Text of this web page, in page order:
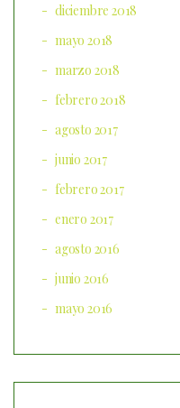
diciembre 2018
mayo 2018
marzo 2018
febrero 2018
agosto 2017
junio 2017
febrero 2017
enero 2017
agosto 2016
junio 2016
mayo 2016